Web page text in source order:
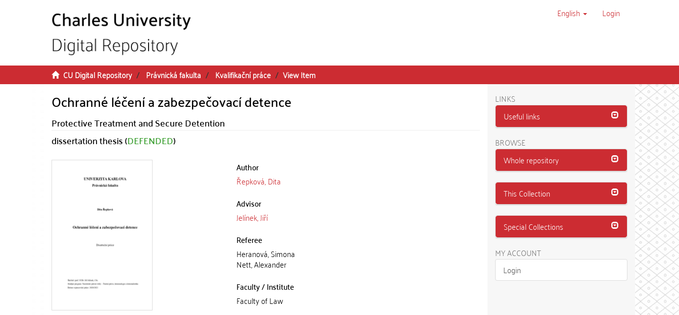
English Login
CU Digital Repository Právnická fakulta Kvalifikační práce View Item
Ochranné léčení a zabezpečovací detence
Protective Treatment and Secure Detention
dissertation thesis (DEFENDED)
Author
Řepková, Dita
Advisor
Jelínek, Jiří
Referee
Heranová, Simona
Nett, Alexander
Faculty / Institute
Faculty of Law
LINKS
Useful links
BROWSE
Whole repository
This Collection
Special Collections
MY ACCOUNT
Login